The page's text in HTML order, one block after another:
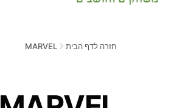
חזרה לדף הבית MARVEL